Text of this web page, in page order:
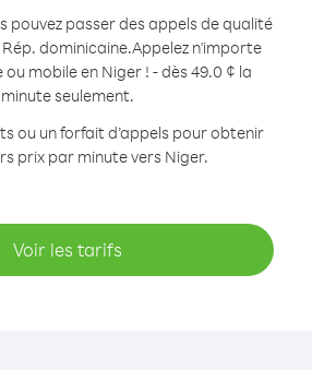
pouvez passer des appels de qualité
dominicaine.Appelez n'importe
mobile en Niger ! - dès 49.0 ¢ la
minute seulement.
ou un forfait d’appels pour obtenir
prix par minute vers Niger.
Voir les tarifs